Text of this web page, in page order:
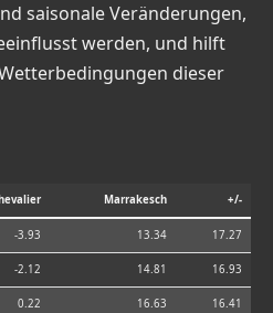
saisonale Veränderungen,
werden, und hilft
dieser
Marrakesch +/-
-3.93 13.34 17.27
-2.12 14.81 16.93
0.22 16.63 16.41